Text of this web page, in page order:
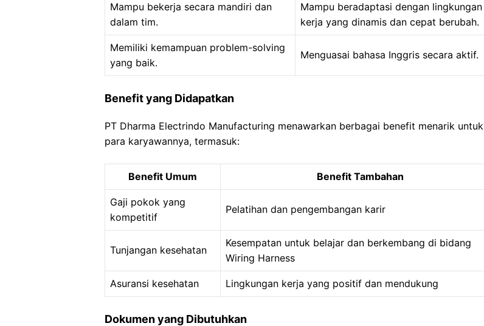
Mampu bekerja secara mandiri dan
dalam tim.
Mampu beradaptasi dengan lingkungan
kerja yang dinamis dan cepat berubah.
Memiliki kemampuan problem-solving
yang baik.
Menguasai bahasa Inggris secara aktif.
Benefit yang Didapatkan
PT Dharma Electrindo Manufacturing menawarkan berbagai benefit menarik untuk
para karyawannya, termasuk:
Benefit Umum Benefit Tambahan
Gaji pokok yang
kompetitif
Pelatihan dan pengembangan karir
Tunjangan kesehatan
Kesempatan untuk belajar dan berkembang di bidang
Wiring Harness
Asuransi kesehatan Lingkungan kerja yang positif dan mendukung
Dokumen yang Dibutuhkan